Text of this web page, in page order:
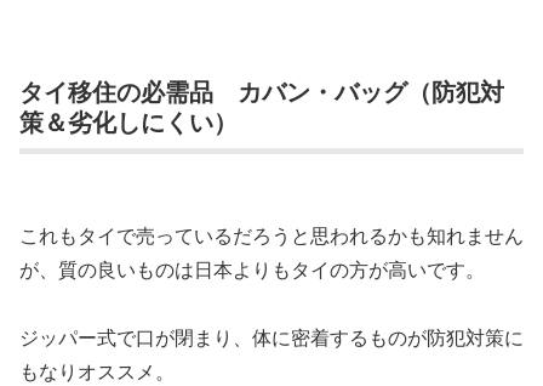
タイ移住の必需品 カバン・バッグ（防犯対
策＆劣化しにくい）
これもタイで売っているだろうと思われるかも知れません
が、質の良いものは日本よりもタイの方が高いです。
ジッパー式で口が閉まり、体に密着するものが防犯対策に
もなりオススメ。